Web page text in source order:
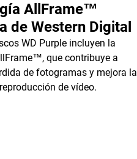
AllFrame™
de Western Digital
WD Purple incluyen la
que contribuye a
de fotogramas y mejora la
de vídeo.